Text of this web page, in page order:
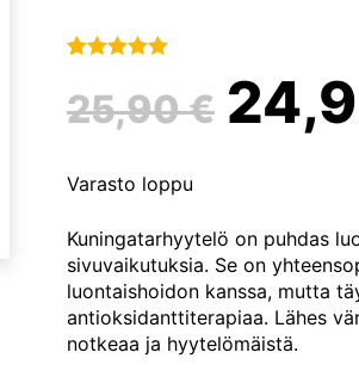
5:stä
perustuen
arvotukseen.
25,90€
oli:
Varasto loppu
Kuningatarhyytelö on puhdas
sivuvaikutuksia. Se on
luontaishoidon kanssa, mutta
antioksidanttiterapiaa. Lähes
notkeaa ja hyytelömäistä.